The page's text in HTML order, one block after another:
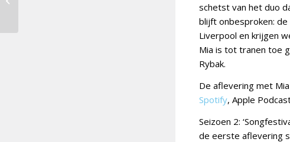
schetst van het duo
blijft onbesproken:
Liverpool en krijgen
Mia is tot tranen toe
Rybak.
De aflevering met
Spotify, Apple
Seizoen 2:
de eerste aflevering